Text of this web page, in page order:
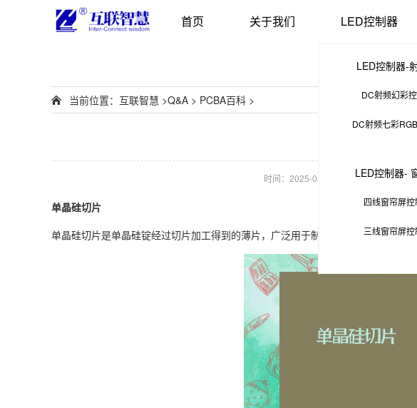
首页 关于我们 LED控制器
LED控制器-
DC射频幻彩
DC射频七彩
LED控制器-
四线窗帘屏
三线窗帘屏
当前位置： 互联智慧 >Q&A > PCBA百科 >
时间：2025-02-28 13:49:06 来源：
单晶硅切片
单晶硅切片是单晶硅锭经过切片加工得到的薄片，广泛用于制造太阳能电池、集成